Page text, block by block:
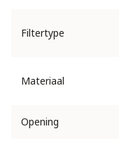
Filtertype
Materiaal
Opening